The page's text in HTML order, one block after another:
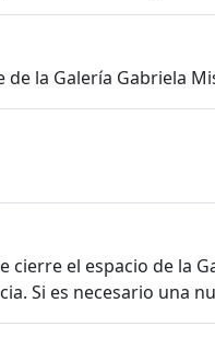
la Galería Gabriela
cierre el espacio de la
Si es necesario una